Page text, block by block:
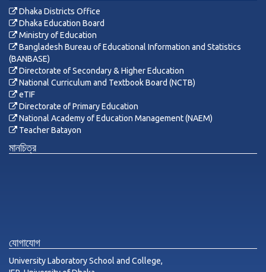
Dhaka Districts Office
Dhaka Education Board
Ministry of Education
Bangladesh Bureau of Educational Information and Statistics
(BANBASE)
Directorate of Secondary & Higher Education
National Curriculum and Textbook Board (NCTB)
eTIF
Directorate of Primary Education
National Academy of Education Management (NAEM)
Teacher Batayon
মানচিত্র
যোগাযোগ
University Laboratory School and College,